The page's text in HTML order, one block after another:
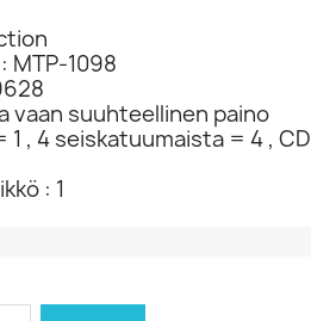
MTP-1098
vaan suuhteellinen paino
1 , 4 seiskatuumaista = 4 , CD
: 1